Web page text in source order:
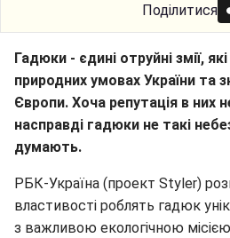
Поділитися
Гадюки - єдині отруйні змії,
природних умовах України та
Європи. Хоча репутація в них
насправді гадюки не такі
думають.
РБК-Україна (проект Styler)
властивості роблять гадюк
з важливою екологічною